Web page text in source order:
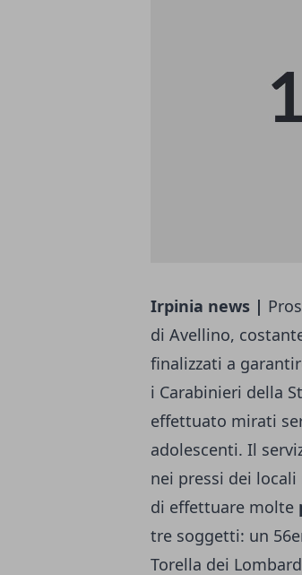
Irpinia news |
di Avellino,
finalizzati a
i Carabinieri della
effettuato mirati
adolescenti. Il
nei pressi dei
di effettuare molte
tre soggetti: un
Torella dei